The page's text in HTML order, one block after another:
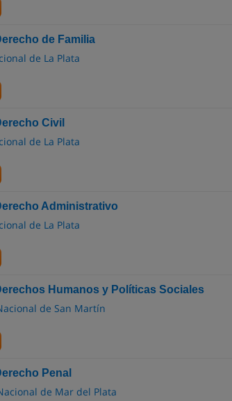
de Familia
de La Plata
Civil
de La Plata
Administrativo
de La Plata
Humanos y Políticas Sociales
de San Martín
Penal
de Mar del Plata